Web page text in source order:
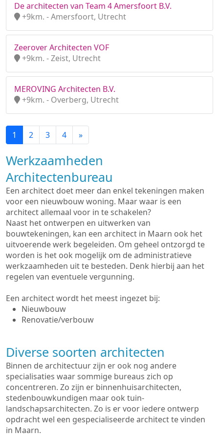
De architecten van Team 4 Amersfoort B.V.
+9km. - Amersfoort, Utrecht
Zeerover Architecten VOF
+9km. - Zeist, Utrecht
MEROVING Architecten B.V.
+9km. - Overberg, Utrecht
1 2 3 4 »
Werkzaamheden
Architectenbureau
Een architect doet meer dan enkel tekeningen maken
voor een nieuwbouw woning. Maar waar is een
architect allemaal voor in te schakelen?
Naast het ontwerpen en uitwerken van
bouwtekeningen, kan een architect in Maarn ook het
uitvoerende werk begeleiden. Om geheel ontzorgd te
worden is het ook mogelijk om de administratieve
werkzaamheden uit te besteden. Denk hierbij aan het
regelen van eventuele vergunning.
Een architect wordt het meest ingezet bij:
Nieuwbouw
Renovatie/verbouw
Diverse soorten architecten
Binnen de architectuur zijn er ook nog andere
specialisaties waar sommige bureaus zich op
concentreren. Zo zijn er binnenhuisarchitecten,
stedenbouwkundigen maar ook tuin-
landschapsarchitecten. Zo is er voor iedere ontwerp
opdracht wel een gespecialiseerde architect te vinden
in Maarn.